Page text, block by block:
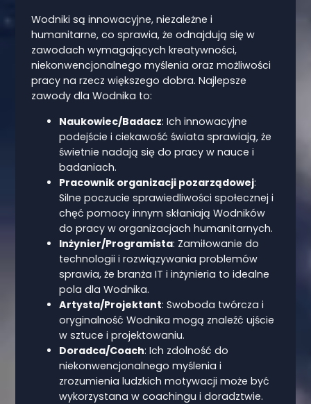
Wodniki są innowacyjne, niezależne i
humanitarne, co sprawia, że odnajdują się w
zawodach wymagających kreatywności,
niekonwencjonalnego myślenia oraz możliwości
pracy na rzecz większego dobra. Najlepsze
zawody dla Wodnika to:
Naukowiec/Badacz: Ich innowacyjne
podejście i ciekawość świata sprawiają, że
świetnie nadają się do pracy w nauce i
badaniach.
Pracownik organizacji pozarządowej:
Silne poczucie sprawiedliwości społecznej i
chęć pomocy innym skłaniają Wodników
do pracy w organizacjach humanitarnych.
Inżynier/Programista: Zamiłowanie do
technologii i rozwiązywania problemów
sprawia, że branża IT i inżynieria to idealne
pola dla Wodnika.
Artysta/Projektant: Swoboda twórcza i
oryginalność Wodnika mogą znaleźć ujście
w sztuce i projektowaniu.
Doradca/Coach: Ich zdolność do
niekonwencjonalnego myślenia i
zrozumienia ludzkich motywacji może być
wykorzystana w coachingu i doradztwie.